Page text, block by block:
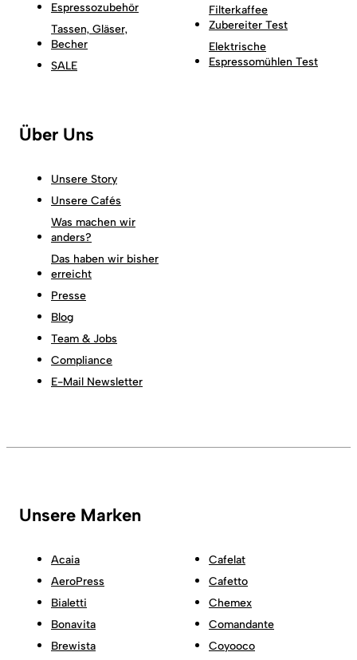
Espressozubehör
Tassen, Gläser,
Becher
SALE
Filterkaffee
Zubereiter Test
Elektrische
Espressomühlen Test
Über Uns
Unsere Story
Unsere Cafés
Was machen wir
anders?
Das haben wir bisher
erreicht
Presse
Blog
Team & Jobs
Compliance
E-Mail Newsletter
Unsere Marken
Acaia
AeroPress
Bialetti
Bonavita
Brewista
Cafelat
Cafetto
Chemex
Comandante
Coyooco